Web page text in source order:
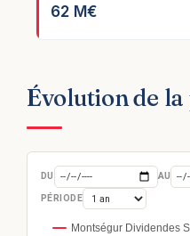
62 M€
Évolution de
DU
AU
PÉRIODE
Montségur Dividendes SI